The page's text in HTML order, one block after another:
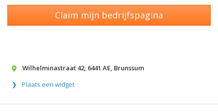
Claim mijn bedrijfspagina
Wilhelminastraat 42, 6441 AE, Brunssum
Plaats een widget